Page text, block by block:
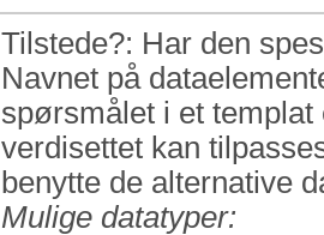
Tilstede?: Har den
Navnet på
spørsmålet i et
verdisettet kan
benytte de alternative
Mulige datatyper: